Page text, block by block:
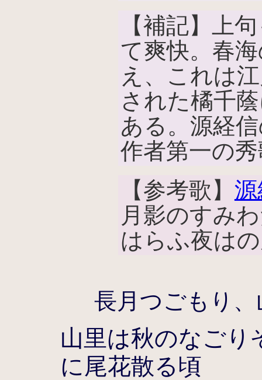
【補記】上
て爽快。春
え、これは
された橘千
ある。源経
作者第一の
【参考歌】
月影のすみ
はらふ夜は
長月つごもり
山里は秋のなごり
に尾花散る頃